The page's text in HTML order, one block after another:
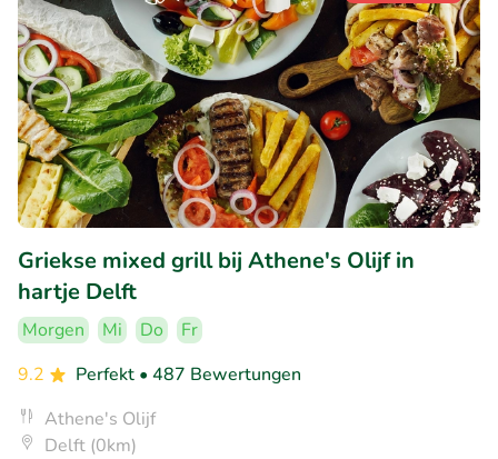
Griekse mixed grill bij Athene's Olijf in
hartje Delft
Morgen Mi Do
Fr
9.2
Perfekt • 487 Bewertungen
Athene's Olijf
Delft (0km)